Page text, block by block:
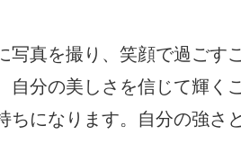
真を撮り、笑顔で過ごす
分の美しさを信じて輝く
になります。自分の強さ